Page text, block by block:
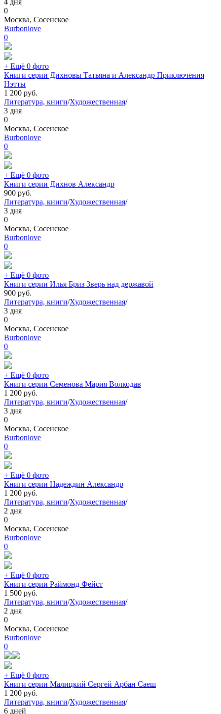
4 дня
0
Москва, Сосенское
Burbonlove
0
+ Ещё 0 фото
Книги серии Дихновы Татьяна и Александр Приключения
Нэтты
1 200 руб.
Литература, книги/Художественная/
3 дня
0
Москва, Сосенское
Burbonlove
0
+ Ещё 0 фото
Книги серии Дихнов Александр
900 руб.
Литература, книги/Художественная/
3 дня
0
Москва, Сосенское
Burbonlove
0
+ Ещё 0 фото
Книги серии Илья Бриз Зверь над державой
900 руб.
Литература, книги/Художественная/
3 дня
0
Москва, Сосенское
Burbonlove
0
+ Ещё 0 фото
Книги серии Семенова Мария Волкодав
1 200 руб.
Литература, книги/Художественная/
3 дня
0
Москва, Сосенское
Burbonlove
0
+ Ещё 0 фото
Книги серии Надеждин Александр
1 200 руб.
Литература, книги/Художественная/
2 дня
0
Москва, Сосенское
Burbonlove
0
+ Ещё 0 фото
Книги серии Раймонд Фейст
1 500 руб.
Литература, книги/Художественная/
2 дня
0
Москва, Сосенское
Burbonlove
0
+ Ещё 0 фото
Книги серии Малицкий Сергей Арбан Саеш
1 200 руб.
Литература, книги/Художественная/
6 дней